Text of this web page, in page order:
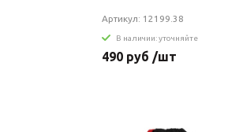
Артикул: 12199.38
В наличии: уточняйте
490 руб /шт